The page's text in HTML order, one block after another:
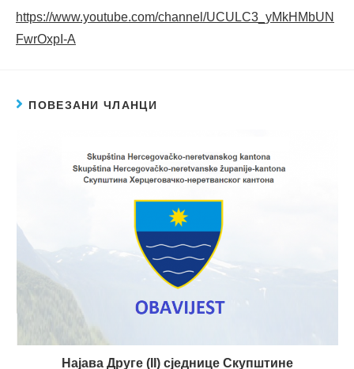
https://www.youtube.com/channel/UCULC3_yMkHMbUN
FwrOxpI-A
ПОВЕЗАНИ ЧЛАНЦИ
Најава Друге (II) сједнице Скупштине